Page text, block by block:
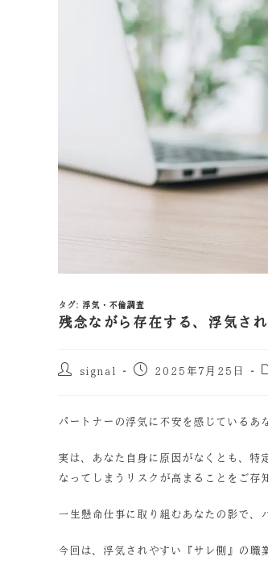
タグ: 浮気・不倫調査
残念ながら存在する、浮気さ
signal 2025年7月25日
パートナーの浮気に不安を感じているあ
実は、あなた自身に原因がなくとも、特
なってしまうリスクが高まることをご存
一生懸命仕事に取り組むあなたの影で、
今回は、浮気されやすい『サレ側』の